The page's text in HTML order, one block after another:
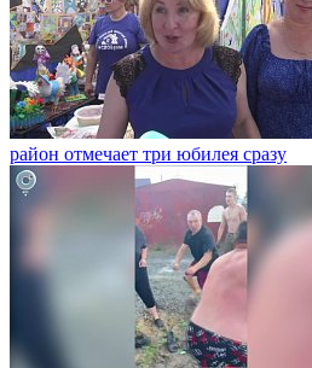
район отмечает три юбилея сразу